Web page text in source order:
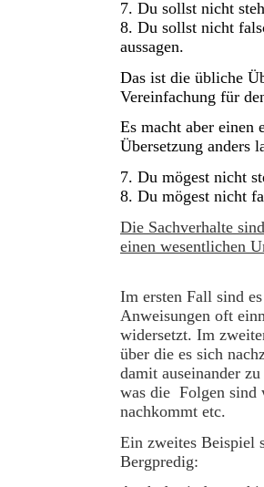
7. Du sollst nicht
8. Du sollst nicht
aussagen.
Das ist die übliche
Vereinfachung für
Es macht aber einen
Übersetzung anders
7. Du mögest nicht
8. Du mögest nicht
Die Sachverhalte
einen wesentlichen
Im ersten Fall sind
Anweisungen oft
widersetzt. Im
über die es sich
damit auseinander
was die Folgen sind
nachkommt etc.
Ein zweites Beispiel
Bergpredig: